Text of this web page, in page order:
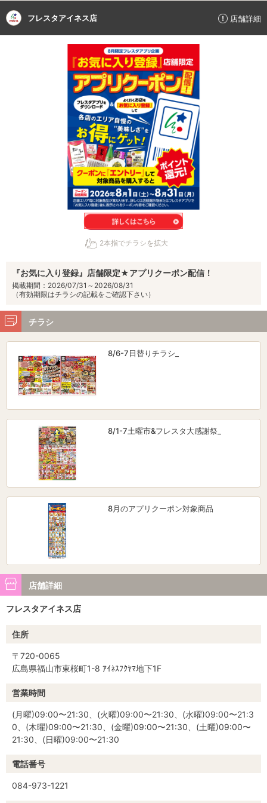
フレスタアイネス店 店舗詳細
2本指でチラシを拡大
『お気に入り登録』店舗限定★アプリクーポン配信！
掲載期間：2026/07/31～2026/08/31
（有効期限はチラシの記載をご確認下さい）
チラシ
8/6-7日替りチラシ_
8/1-7土曜市&フレスタ大感謝祭_
8月のアプリクーポン対象商品
店舗詳細
フレスタアイネス店
住所
〒720-0065
広島県福山市東桜町1-8 ｱｲﾈｽﾌｸﾔﾏ地下1F
営業時間
(月曜)09:00〜21:30、(火曜)09:00〜21:30、(水曜)09:00〜21:3
0、(木曜)09:00〜21:30、(金曜)09:00〜21:30、(土曜)09:00〜
21:30、(日曜)09:00〜21:30
電話番号
084-973-1221